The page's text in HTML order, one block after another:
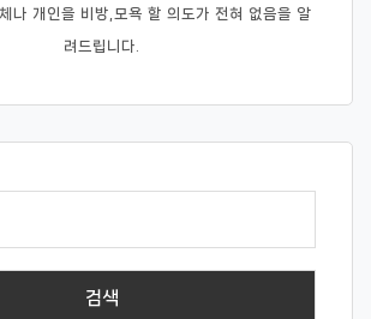
나 개인을 비방,모욕 할 의도가 전혀 없음을 알
려드립니다.